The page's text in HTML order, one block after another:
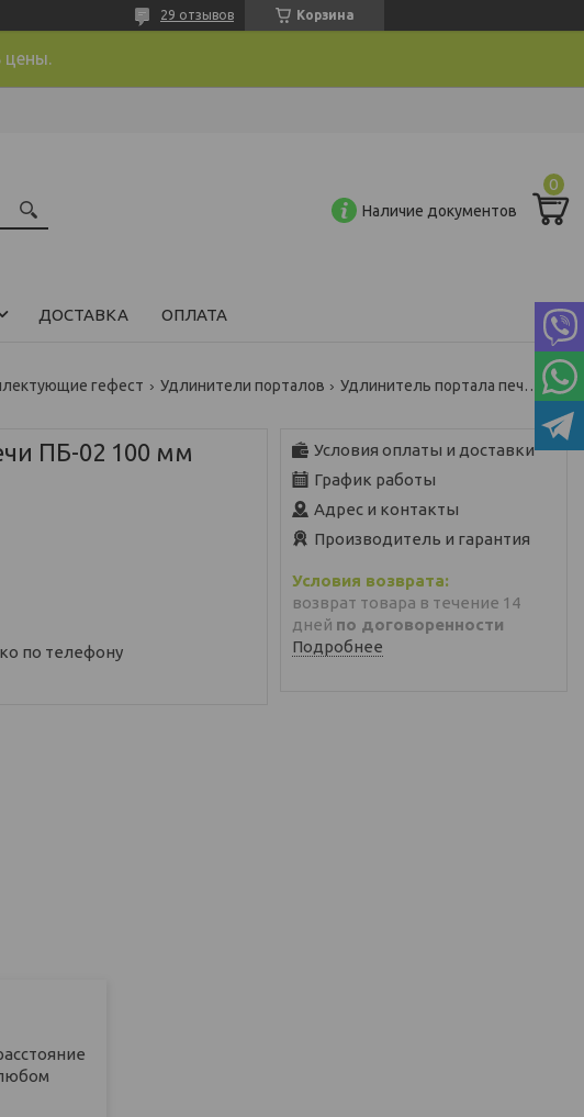
Корзина
29 отзывов
цены.
Наличие документов
ДОСТАВКА ОПЛАТА
гефест Удлинители порталов Удлинитель портала печи пб-02 100 мм
ПБ-02 100 мм
по телефону
Условия оплаты и доставки
График работы
Адрес и контакты
Производитель и гарантия
возврат товара в течение 14
дней по договоренности
Подробнее